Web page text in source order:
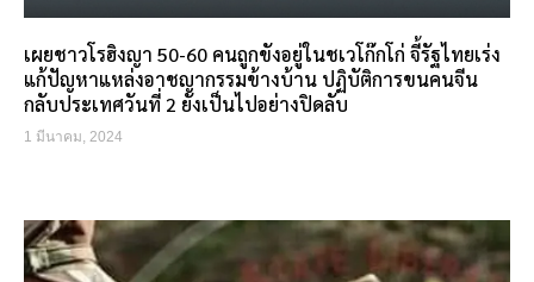
เผยชาวโรฮิงญา 50-60 คนถูกขังอยู่ในชเวโก๊กโก่ จี้รัฐไทยเร่ง
แก้ปัญหาแหล่งอาชญากรรมข้างบ้าน ปฏิบัติการขนคนจีน
กลับประเทศวันที่ 2 ยังเป็นไปอย่างปิดลับ
1 มีนาคม, 2024